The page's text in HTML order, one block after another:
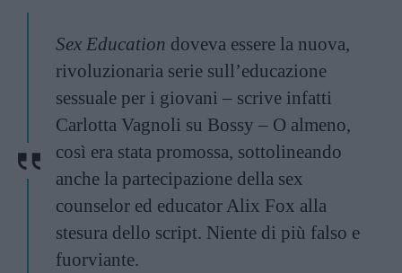
Sex Education doveva essere la nuova,
rivoluzionaria serie sull’educazione
sessuale per i giovani – scrive infatti
Carlotta Vagnoli su Bossy – O almeno,
così era stata promossa, sottolineando
anche la partecipazione della sex
counselor ed educator Alix Fox alla
stesura dello script. Niente di più falso e
fuorviante.